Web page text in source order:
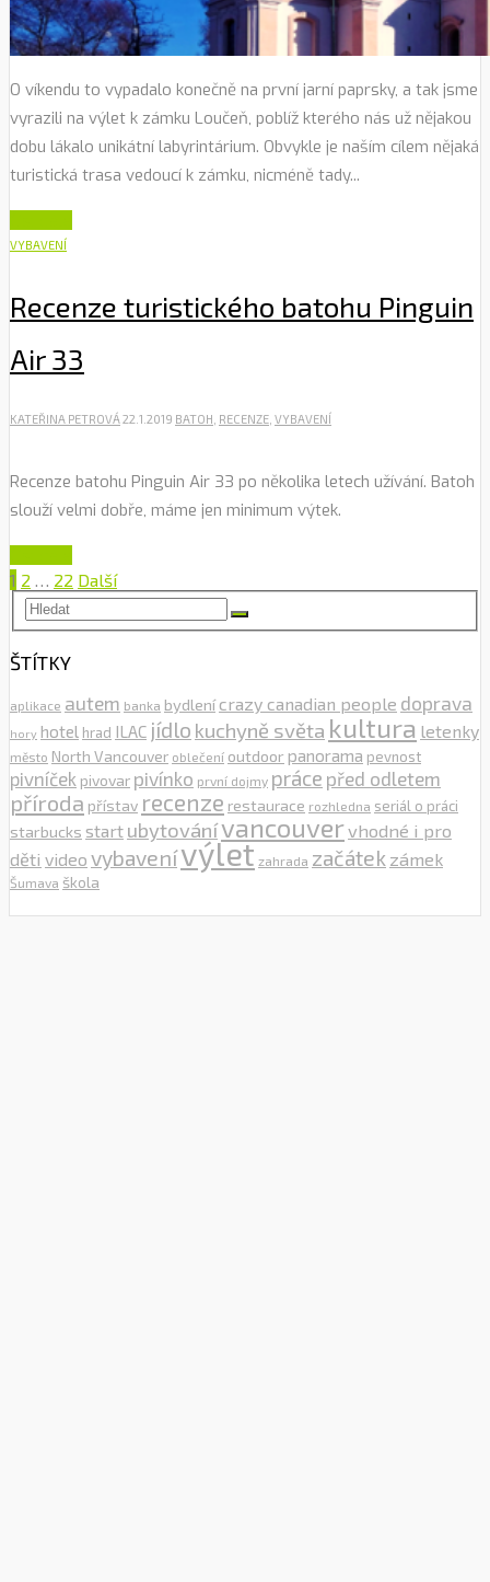
O víkendu to vypadalo konečně na první jarní paprsky, a tak jsme
vyrazili na výlet k zámku Loučeň, poblíž kterého nás už nějakou
dobu lákalo unikátní labyrintárium. Obvykle je naším cílem nějaká
turistická trasa vedoucí k zámku, nicméně tady...
VYBAVENÍ
Recenze turistického batohu Pinguin
Air 33
KATEŘINA PETROVÁ 22.1.2019 BATOH RECENZE VYBAVENÍ
Recenze batohu Pinguin Air 33 po několika letech užívání. Batoh
slouží velmi dobře, máme jen minimum výtek.
1 2 … 22 Další
ŠTÍTKY
aplikace autem banka bydlení crazy canadian people doprava
hory hotel hrad ILAC jídlo kuchyně světa kultura letenky
město North Vancouver oblečení outdoor panorama pevnost
pivníček pivovar pivínko první dojmy práce před odletem
příroda přístav recenze restaurace rozhledna seriál o práci
starbucks start ubytovánívancouvervhodné i pro
děti video vybavenívýlet zahrada začátek zámek
Šumava škola